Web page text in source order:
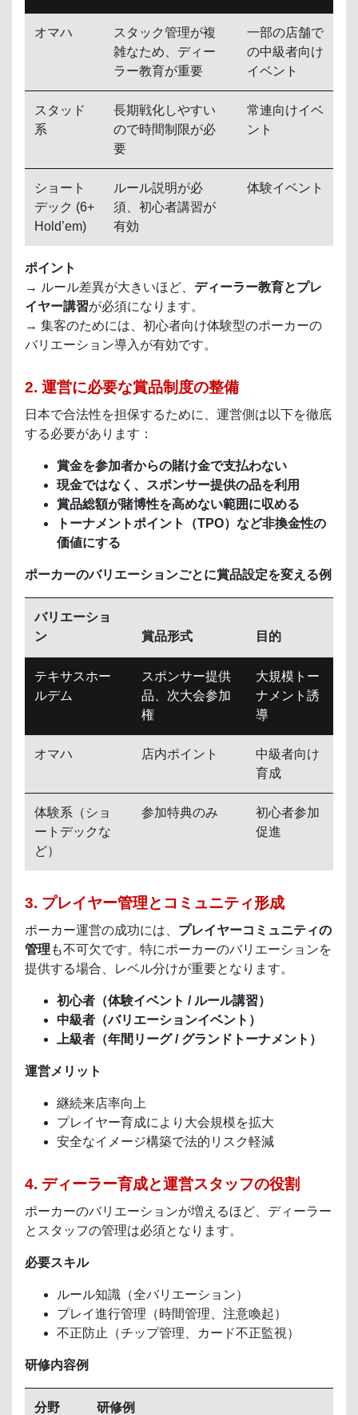
オマハ
スタック管理が複
雑なため、ディー
ラー教育が重要
一部の店舗で
の中級者向け
イベント
スタッド
系
長期戦化しやすい
ので時間制限が必
要
常連向けイベ
ント
ショート
デック (6+
Hold’em)
ルール説明が必
須、初心者講習が
有効
体験イベント
ポイント
→ ルール差異が大きいほど、 ディーラー教育とプレ
イヤー講習が必須になります。
→ 集客のためには、初心者向け体験型のポーカーの
バリエーション導入が有効です。
2. 運営に必要な賞品制度の整備
日本で合法性を担保するために、運営側は以下を徹底
する必要があります：
賞金を参加者からの賭け金で支払わない
現金ではなく、スポンサー提供の品を利用
賞品総額が賭博性を高めない範囲に収める
トーナメントポイント（TPO）など非換金性の
価値にする
ポーカーのバリエーションごとに賞品設定を変える例
バリエーショ
ン
賞品形式 目的
テキサスホー
ルデム
スポンサー提供
品、次大会参加
権
大規模トー
ナメント誘
導
オマハ 店内ポイント
中級者向け
育成
体験系（ショ
ートデックな
ど）
参加特典のみ
初心者参加
促進
3. プレイヤー管理とコミュニティ形成
ポーカー運営の成功には、 プレイヤーコミュニティの
管理 も不可欠です。特にポーカーのバリエーションを
提供する場合、レベル分けが重要となります。
初心者（体験イベント / ルール講習）
中級者（バリエーションイベント）
上級者（年間リーグ / グランドトーナメント）
運営メリット
継続来店率向上
プレイヤー育成により大会規模を拡大
安全なイメージ構築で法的リスク軽減
4. ディーラー育成と運営スタッフの役割
ポーカーのバリエーションが増えるほど、ディーラー
とスタッフの管理は必須となります。
必要スキル
ルール知識（全バリエーション）
プレイ進行管理（時間管理、注意喚起）
不正防止（チップ管理、カード不正監視）
研修内容例
分野 研修例